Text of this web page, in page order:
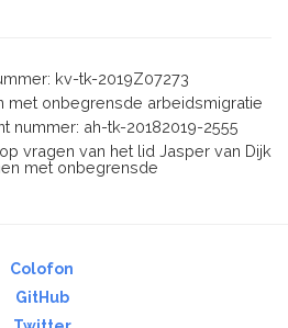
kv-tk-2019Z07273
met onbegrensde arbeidsmigratie
nummer: ah-tk-20182019-2555
vragen van het lid Jasper van Dijk
met onbegrensde
Colofon
GitHub